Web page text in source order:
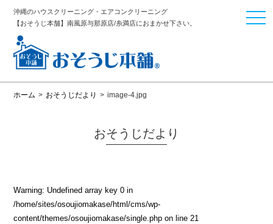
沖縄のハウスクリーニング・エアコンクリーニング
【おそうじ本舗】南風原与那原店/糸満店におまかせ下さい。
ホーム > おそうじだより > image-4.jpg
おそうじだより
Warning: Undefined array key 0 in
/home/sites/osoujiomakase/html/cms/wp-
content/themes/osoujiomakase/single.php on line 21